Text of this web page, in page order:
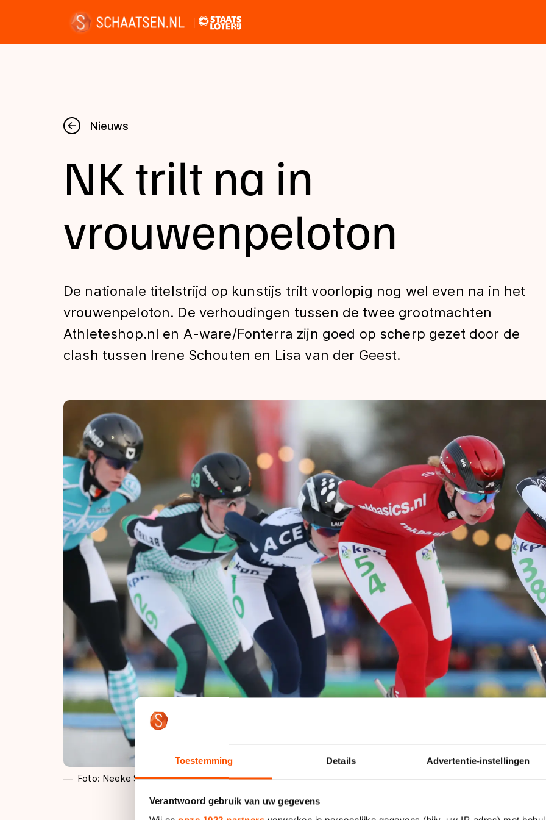
Toestemming Details Advertentie-instellingen
Verantwoord gebruik van uw gegevens
Nieuws
Kalender
Uitslagen
Tijden & historie
De weg op
Olympische Spelen
Nieuws
NK trilt na in
vrouwenpeloton
De nationale titelstrijd op kunstijs trilt voorlopig nog wel even na in het
vrouwenpeloton. De verhoudingen tussen de twee grootmachten
Athleteshop.nl en A-ware/Fonterra zijn goed op scherp gezet door de
clash tussen Irene Schouten en Lisa van der Geest.
Foto: Neeke Smit